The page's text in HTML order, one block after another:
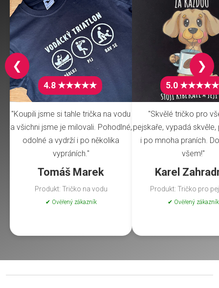
4.8 ★★★★★
"Koupili jsme si tahle trička na vodu
a všichni jsme je milovali. Pohodlné,
odolné a vydrží i po několika
vypráních."
Tomáš Marek
Produkt: Tričko na vodu
✔ Ověřený zákazník
5.0 ★★★★★
"Skvělé tričko pro
pejskaře, vypadá
i po mnoha praních.
všem!"
Karel
Produkt: Tričko pro
✔ Ověřený zákazník
❮ ❯